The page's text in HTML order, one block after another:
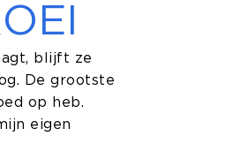
blijft ze
De grootste
op heb.
eigen